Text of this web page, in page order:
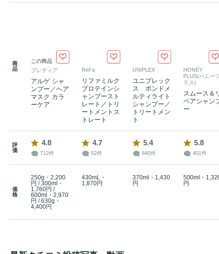
商
品
この商品
プレディア
アルゲ シャ
ンプー／ヘア
マスク カラ
ーケア
ReFa
リファミルク
プロテインシ
ャンプースト
レート／トリ
ートメントス
トレート
UNIPLEX
ユニプレック
ス ボンドメ
ルティライト
シャンプー／
トリートメン
ト
HONEY
PLUS(ハニー
ラス)
スムース＆
ペアシャン
ー
評
価
4.8
712件
4.7
52件
5.4
840件
5.8
401件
価
格
250g・2,200
円 / 300ml・
1,760円 /
600ml・2,970
円 / 630g・
4,400円
430mL・
1,870円
370ml・1,430
円
500ml・
円